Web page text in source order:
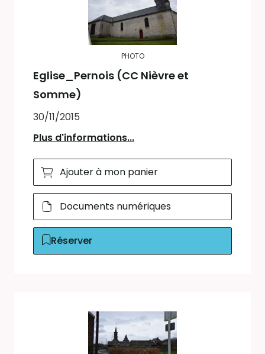
PHOTO
Eglise_Pernois (CC Nièvre et
Somme)
30/11/2015
Plus d'informations...
Ajouter à mon panier
Documents numériques
Réserver